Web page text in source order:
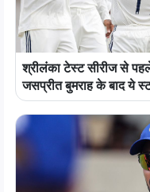
श्रीलंका टेस्ट सीरीज से
जसप्रीत बुमराह के बाद ये